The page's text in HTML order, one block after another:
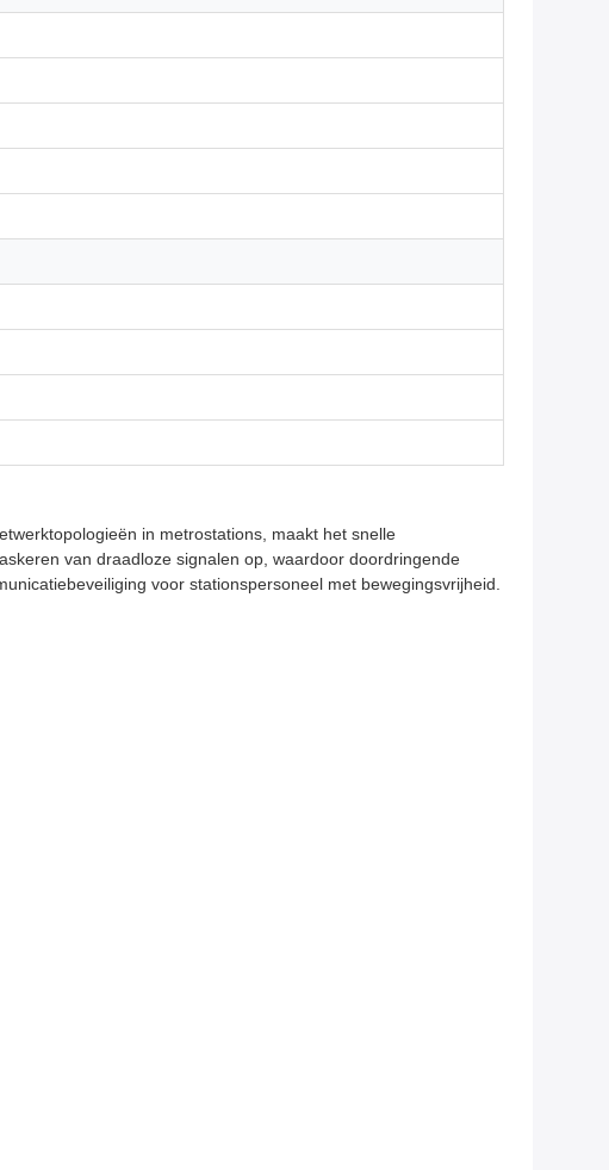
in metrostations, maakt het snelle
van draadloze signalen op, waardoor doordringende
voor stationspersoneel met bewegingsvrijheid.